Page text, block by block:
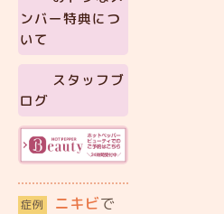
ンバー特典につ
いて
スタッフブ
ログ
症例 ニキビで